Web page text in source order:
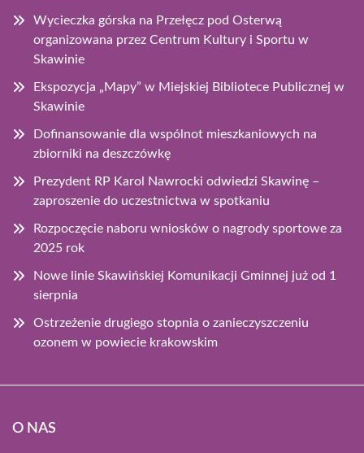
Wycieczka górska na Przełęcz pod Osterwą
organizowana przez Centrum Kultury i Sportu w
Skawinie
Ekspozycja „Mapy” w Miejskiej Bibliotece Publicznej w
Skawinie
Dofinansowanie dla wspólnot mieszkaniowych na
zbiorniki na deszczówkę
Prezydent RP Karol Nawrocki odwiedzi Skawinę –
zaproszenie do uczestnictwa w spotkaniu
Rozpoczęcie naboru wniosków o nagrody sportowe za
2025 rok
Nowe linie Skawińskiej Komunikacji Gminnej już od 1
sierpnia
Ostrzeżenie drugiego stopnia o zanieczyszczeniu
ozonem w powiecie krakowskim
O NAS